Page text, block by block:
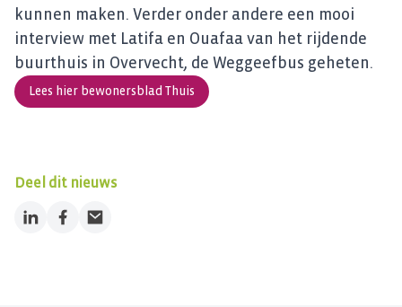
kunnen maken. Verder onder andere een mooi
interview met Latifa en Ouafaa van het rijdende
buurthuis in Overvecht, de Weggeefbus geheten.
Lees hier bewonersblad Thuis
Deel dit nieuws
LinkedInFacebook
Email